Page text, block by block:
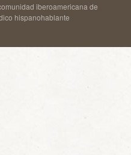
iberoamericana de
hispanohablante